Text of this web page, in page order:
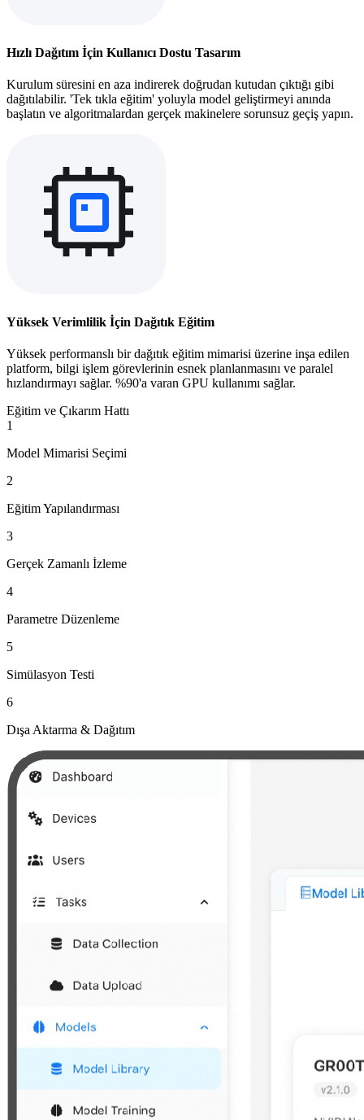
Hızlı Dağıtım İçin Kullanıcı Dostu Tasarım
Kurulum süresini en aza indirerek doğrudan kutudan çıktığı gibi
dağıtılabilir. 'Tek tıkla eğitim' yoluyla model geliştirmeyi anında
başlatın ve algoritmalardan gerçek makinelere sorunsuz geçiş yapın.
Yüksek Verimlilik İçin Dağıtık Eğitim
Yüksek performanslı bir dağıtık eğitim mimarisi üzerine inşa edilen
platform, bilgi işlem görevlerinin esnek planlanmasını ve paralel
hızlandırmayı sağlar. %90'a varan GPU kullanımı sağlar.
Eğitim ve Çıkarım Hattı
1
Model Mimarisi Seçimi
2
Eğitim Yapılandırması
3
Gerçek Zamanlı İzleme
4
Parametre Düzenleme
5
Simülasyon Testi
6
Dışa Aktarma & Dağıtım